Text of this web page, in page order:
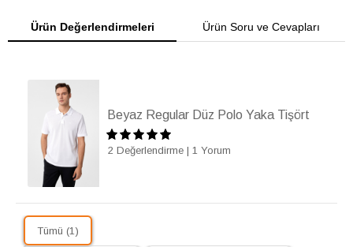
Ürün Değerlendirmeleri Ürün Soru ve Cevapları
Beyaz Regular Düz Polo Yaka Tişört
2 Değerlendirme | 1 Yorum
Tümü (1)